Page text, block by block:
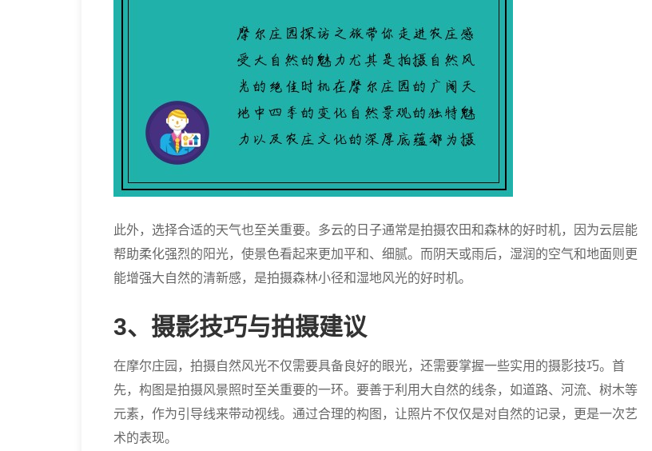
此外，选择合适的天气也至关重要。多云的日子通常是拍摄农田和森林的好时机，因为云层能
帮助柔化强烈的阳光，使景色看起来更加平和、细腻。而阴天或雨后，湿润的空气和地面则更
能增强大自然的清新感，是拍摄森林小径和湿地风光的好时机。
3、摄影技巧与拍摄建议
在摩尔庄园，拍摄自然风光不仅需要具备良好的眼光，还需要掌握一些实用的摄影技巧。首
先，构图是拍摄风景照时至关重要的一环。要善于利用大自然的线条，如道路、河流、树木等
元素，作为引导线来带动视线。通过合理的构图，让照片不仅仅是对自然的记录，更是一次艺
术的表现。